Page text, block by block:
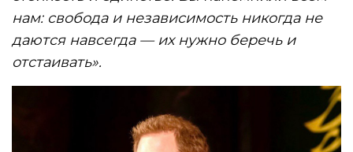
нам: свобода и независимость никогда не
даются навсегда — их нужно беречь и
отстаивать».